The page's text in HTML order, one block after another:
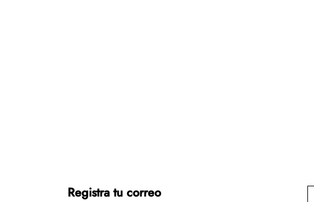
Registra tu correo